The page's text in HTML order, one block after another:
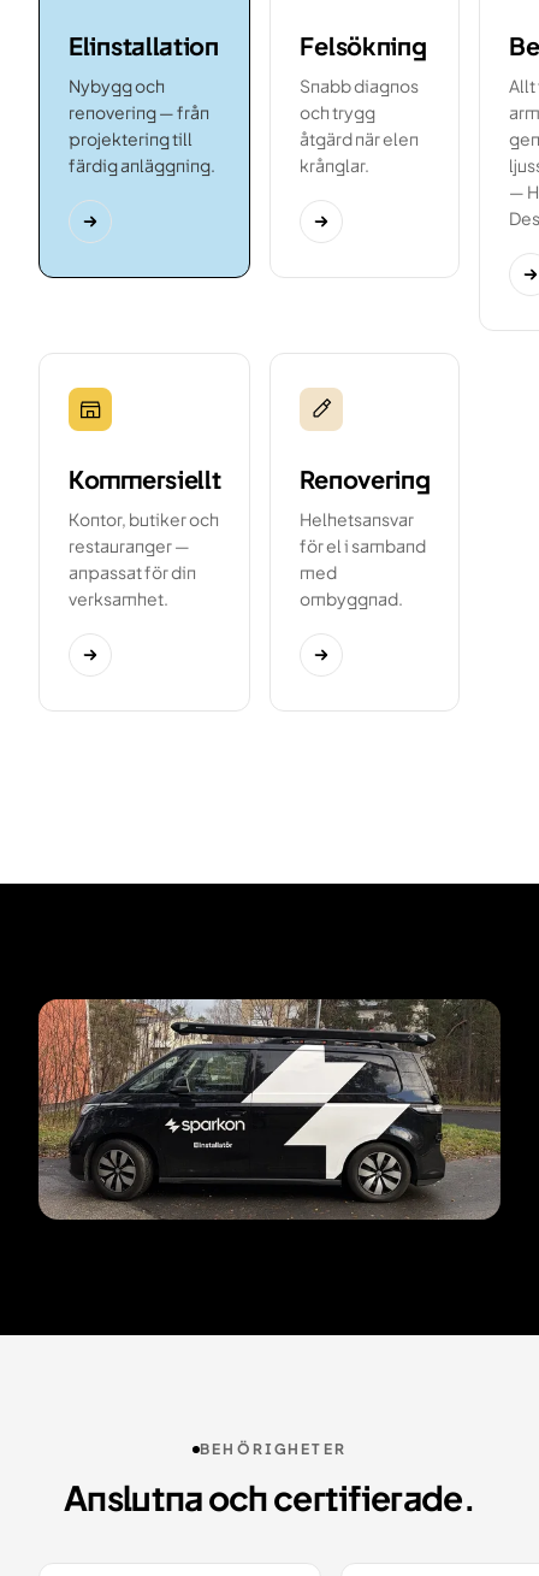
Elinstallation
Nybygg och
renovering — från
projektering till
färdig anläggning.
Felsökning
Snabb diagnos
och trygg
åtgärd när elen
krånglar.
Allt
—
Kommersiellt
Kontor, butiker och
restauranger —
anpassat för din
verksamhet.
Renovering
Helhetsansvar
för el i samband
med
ombyggnad.
BEHÖRIGHETER
Anslutna och certifierade.